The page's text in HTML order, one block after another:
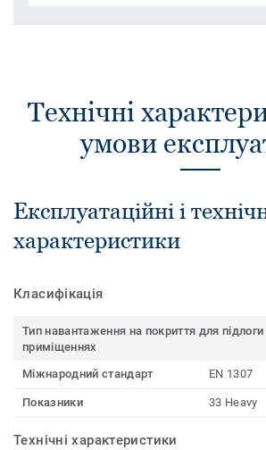
Технічні
умови
Експлуатаційні і
характеристики
Класифікація
Тип навантаження на покриття для
приміщеннях
Міжнародний стандарт
EN 1307
Показники 33 Heavy
Технічні характеристики